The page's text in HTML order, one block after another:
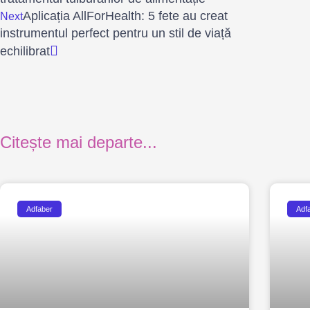
NextAplicația AllForHealth: 5 fete au creat
instrumentul perfect pentru un stil de viață
echilibrat
Citește mai departe...
Adfaber